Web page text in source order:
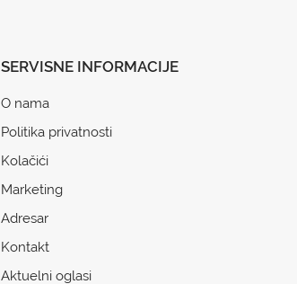
SERVISNE INFORMACIJE
O nama
Politika privatnosti
Kolačići
Marketing
Adresar
Kontakt
Aktuelni oglasi